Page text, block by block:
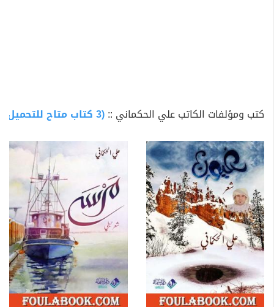
كتب ومؤلفات الكاتب علي الحكماني ::(3 كتاب متاح للتحميل)